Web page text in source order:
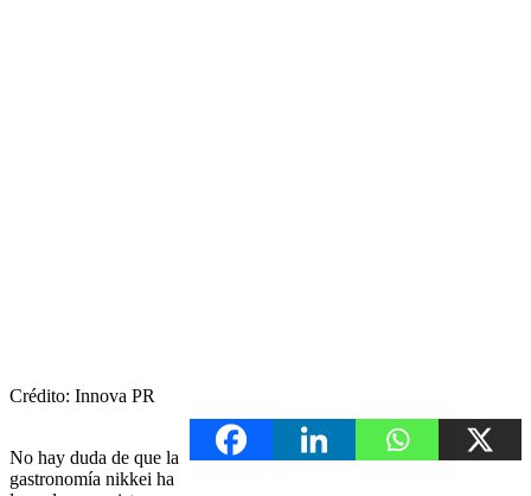
Crédito: Innova PR
No hay duda de que la
gastronomía nikkei ha